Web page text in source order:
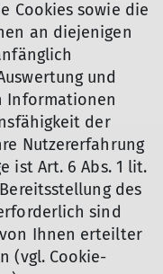
Cookies sowie die
an diejenigen
und
Informationen
der
Nutzererfahrung
ist Art. 6 Abs. 1 lit.
des
sind
Ihnen erteilter
(vgl. Cookie-